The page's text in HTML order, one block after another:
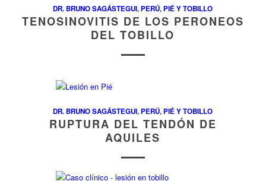
DR. BRUNO SAGÁSTEGUI,PERÚ,PIÉ Y TOBILLO
TENOSINOVITIS DE LOS PERONEOS
DEL TOBILLO
DR. BRUNO SAGÁSTEGUI,PERÚ,PIÉ Y TOBILLO
RUPTURA DEL TENDÓN DE
AQUILES